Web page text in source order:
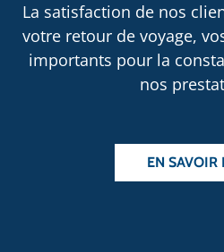
La satisfaction de nos
votre retour de voyage,
importants pour la
nos
EN SAVOIR